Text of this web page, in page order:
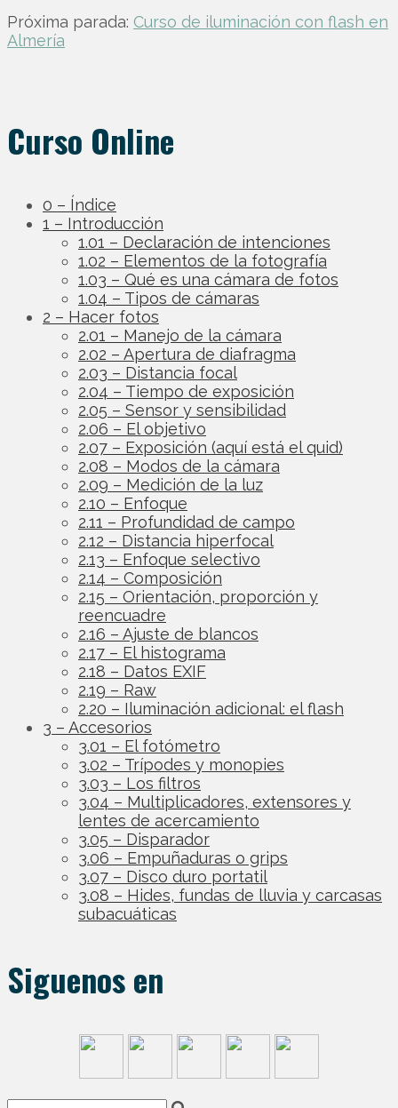
Próxima parada: Curso de iluminación con flash en
Almería
Curso Online
0 – Índice
1 – Introducción
1.01 – Declaración de intenciones
1.02 – Elementos de la fotografía
1.03 – Qué es una cámara de fotos
1.04 – Tipos de cámaras
2 – Hacer fotos
2.01 – Manejo de la cámara
2.02 – Apertura de diafragma
2.03 – Distancia focal
2.04 – Tiempo de exposición
2.05 – Sensor y sensibilidad
2.06 – El objetivo
2.07 – Exposición (aquí está el quid)
2.08 – Modos de la cámara
2.09 – Medición de la luz
2.10 – Enfoque
2.11 – Profundidad de campo
2.12 – Distancia hiperfocal
2.13 – Enfoque selectivo
2.14 – Composición
2.15 – Orientación, proporción y
reencuadre
2.16 – Ajuste de blancos
2.17 – El histograma
2.18 – Datos EXIF
2.19 – Raw
2.20 – Iluminación adicional: el flash
3 – Accesorios
3.01 – El fotómetro
3.02 – Trípodes y monopies
3.03 – Los filtros
3.04 – Multiplicadores, extensores y
lentes de acercamiento
3.05 – Disparador
3.06 – Empuñaduras o grips
3.07 – Disco duro portatil
3.08 – Hides, fundas de lluvia y carcasas
subacuáticas
Siguenos en